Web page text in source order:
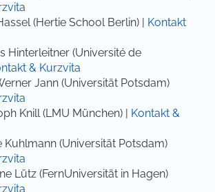
(Hertie School Berlin) | Kontakt
Hinterleitner (Université de
& Kurzvita
Jann (Universität Potsdam)
Knill (LMU München) | Kontakt &
Kuhlmann (Universität Potsdam)
Lütz (FernUniversität in Hagen)